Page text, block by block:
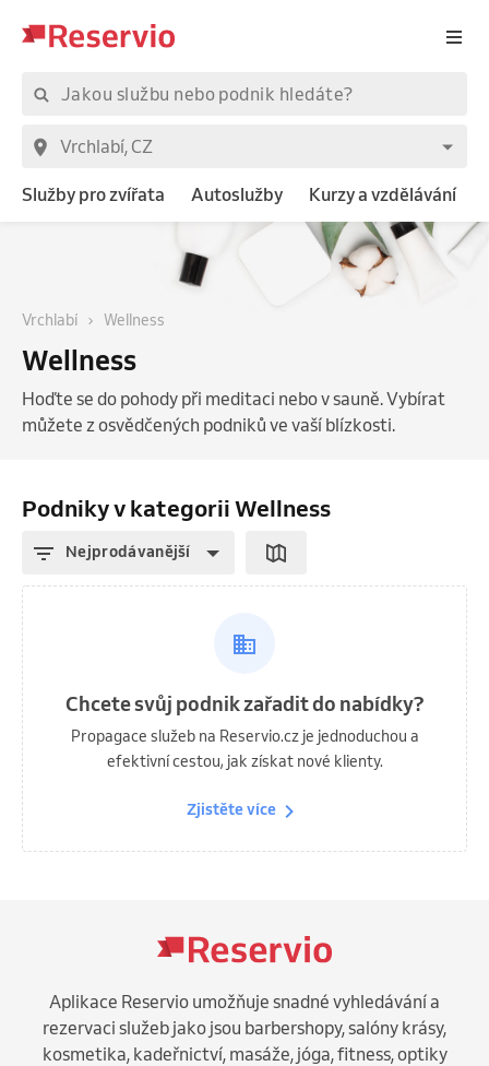
Služby pro zvířata Autoslužby Kurzy a vzdělávání
Vrchlabí Wellness
Wellness
Hoďte se do pohody při meditaci nebo v sauně. Vybírat
můžete z osvědčených podniků ve vaší blízkosti.
Podniky v kategorii Wellness
Nejprodávanější
Chcete svůj podnik zařadit do nabídky?
Propagace služeb na Reservio.cz je jednoduchou a
efektivní cestou, jak získat nové klienty.
Zjistěte více
Aplikace Reservio umožňuje snadné vyhledávání a
rezervaci služeb jako jsou barbershopy, salóny krásy,
kosmetika, kadeřnictví, masáže, jóga, fitness, optiky